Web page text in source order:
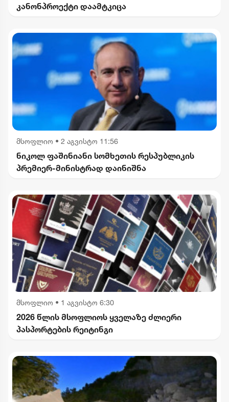
კანონპროექტი დაამტკიცა
მსოფლიო • 2 აგვისტო 11:56
ნიკოლ ფაშინიანი სომხეთის რესპუბლიკის
პრემიერ-მინისტრად დაინიშნა
მსოფლიო • 1 აგვისტო 6:30
2026 წლის მსოფლიოს ყველაზე ძლიერი
პასპორტების რეიტინგი